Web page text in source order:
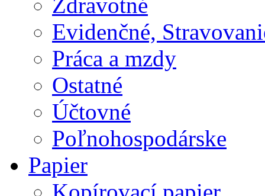
Evidenčné,
Práca a mzdy
Ostatné
Účtovné
Poľnohospodárske
Papier